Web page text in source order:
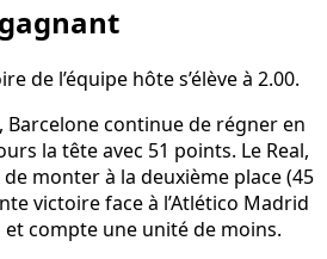
de l’équipe hôte s’élève à 2.00.
Barcelone continue de régner en
la tête avec 51 points. Le Real,
monter à la deuxième place (45
victoire face à l’Atlético Madrid
et compte une unité de moins.